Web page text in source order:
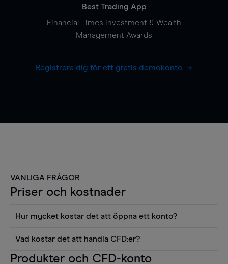
Best Trading App
Financial Times Investment & Wealth
Management Awards
Registrera dig för ett gratis demokonto
VANLIGA FRÅGOR
Priser och kostnader
Hur mycket kostar det att öppna ett konto?
använda sådana verktyg som diagram, Reuters
Vad kostar det att handla CFD:er?
Det är en rad kostnader att tänka på när man
Produkter och CFD-konto